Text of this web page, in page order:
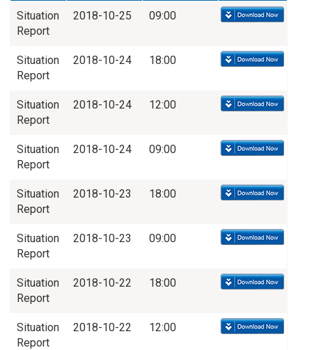
Situation
Report
2018-10-25 09:00
Situation
Report
2018-10-24 18:00
Situation
Report
2018-10-24 12:00
Situation
Report
2018-10-24 09:00
Situation
Report
2018-10-23 18:00
Situation
Report
2018-10-23 09:00
Situation
Report
2018-10-22 18:00
Situation
Report
2018-10-22 12:00